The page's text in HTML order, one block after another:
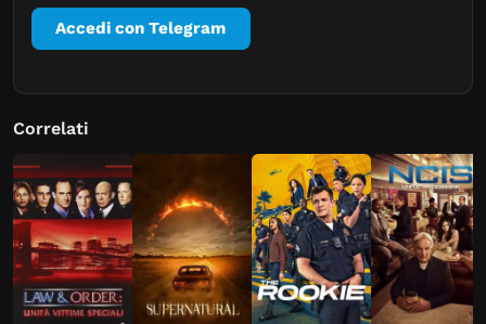
Accedi con Telegram
Correlati